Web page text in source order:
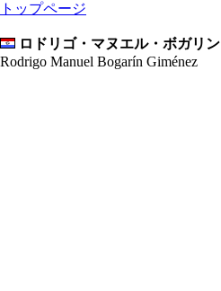
トップページ
ロドリゴ・マヌエル・ボガリン
Rodrigo Manuel Bogarín Giménez